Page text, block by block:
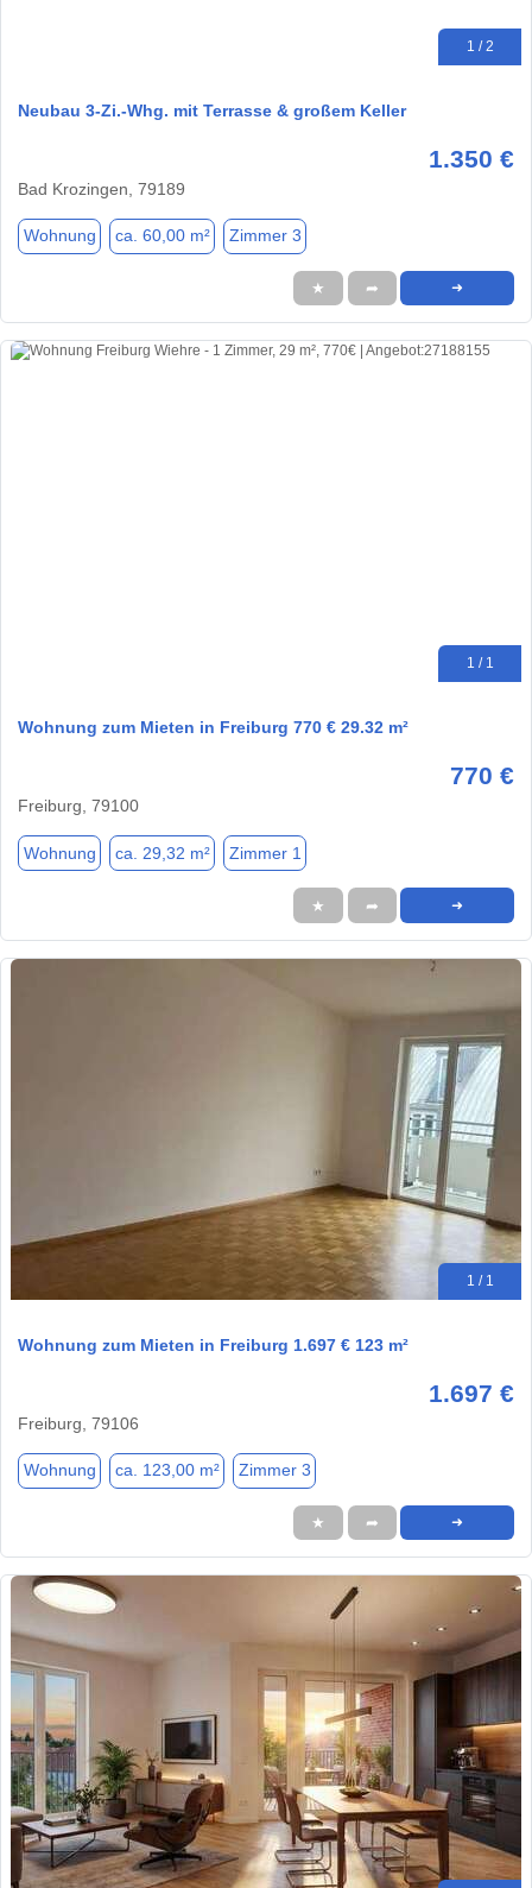
1 / 2
Neubau 3-Zi.-Whg. mit Terrasse & großem Keller
1.350 €
Bad Krozingen, 79189
Wohnung ca. 60,00 m² Zimmer 3
★ ➦ ➜
1 / 1
Wohnung zum Mieten in Freiburg 770 € 29.32 m²
770 €
Freiburg, 79100
Wohnung ca. 29,32 m² Zimmer 1
★ ➦ ➜
1 / 1
Wohnung zum Mieten in Freiburg 1.697 € 123 m²
1.697 €
Freiburg, 79106
Wohnung ca. 123,00 m² Zimmer 3
★ ➦ ➜